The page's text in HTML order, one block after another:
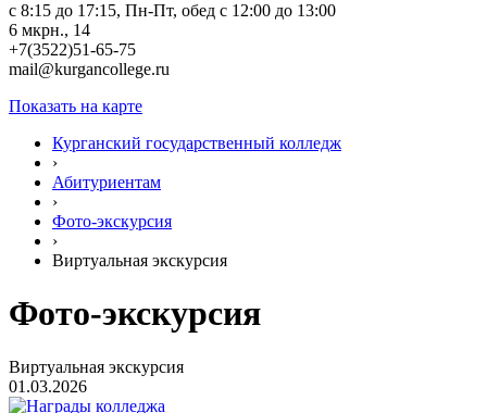
c 8:15 до 17:15, Пн-Пт, обед с 12:00 до 13:00
6 мкрн., 14
+7(3522)51-65-75
mail@kurgancollege.ru
Показать на карте
Курганский государственный колледж
›
Абитуриентам
›
Фото-экскурсия
›
Виртуальная экскурсия
Фото-экскурсия
Виртуальная экскурсия
01.03.2026